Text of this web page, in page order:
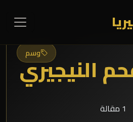
وسم
النيجيري
1 مقالة